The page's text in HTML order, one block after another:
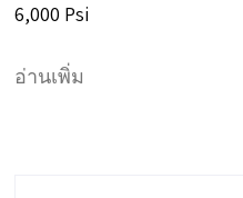
6,000 Psi
อ่านเพิ่ม